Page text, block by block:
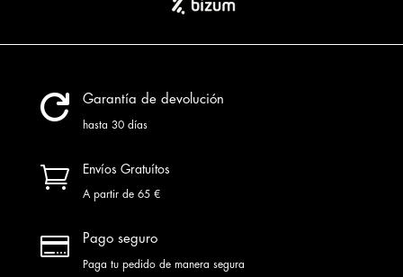
 Garantía de devolución
hasta 30 días
 Envíos Gratuítos
A partir de 65 €
 Pago seguro
Paga tu pedido de manera segura